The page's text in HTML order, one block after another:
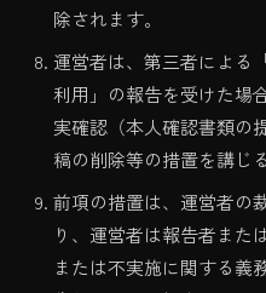
除されます。
運営者は、第三者による
利用」の報告を受けた場
実確認（本人確認書類の
稿の削除等の措置を講じ
前項の措置は、運営者の
り、運営者は報告者また
または不実施に関する義